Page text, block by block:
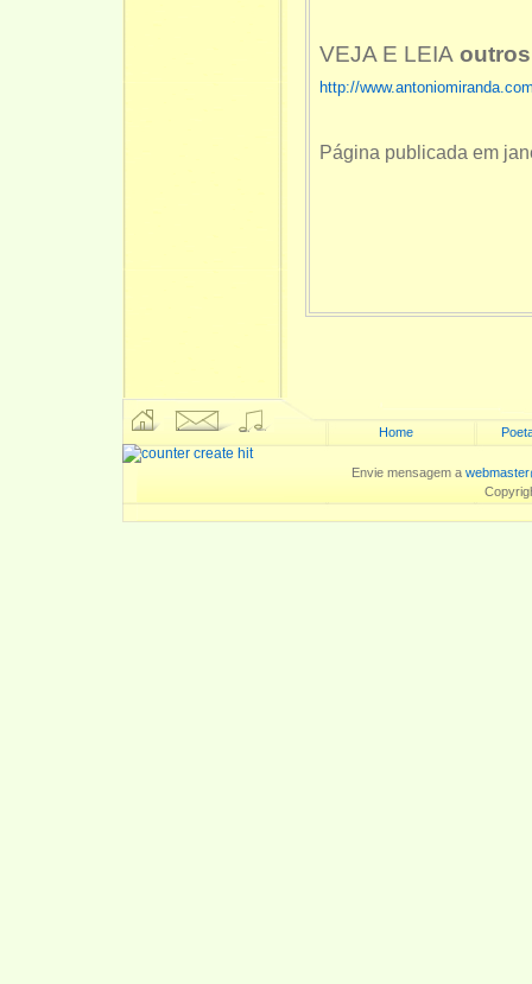
VEJA E LEIA
http://
Página publicada em
Home
Envie mensagem a